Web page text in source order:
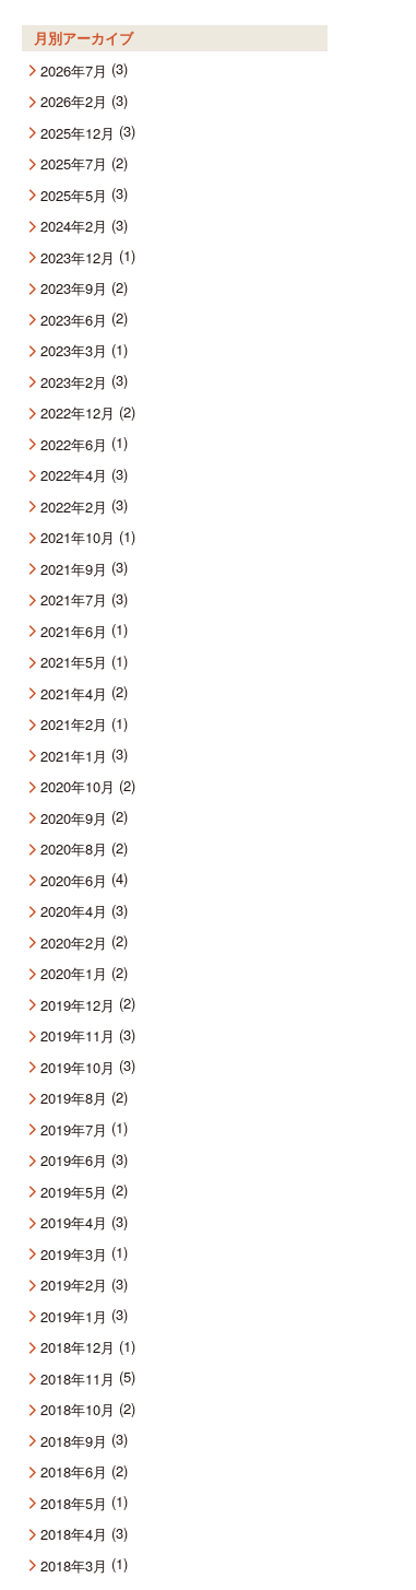
月別アーカイブ
2026年7月 (3)
2026年2月 (3)
2025年12月 (3)
2025年7月 (2)
2025年5月 (3)
2024年2月 (3)
2023年12月 (1)
2023年9月 (2)
2023年6月 (2)
2023年3月 (1)
2023年2月 (3)
2022年12月 (2)
2022年6月 (1)
2022年4月 (3)
2022年2月 (3)
2021年10月 (1)
2021年9月 (3)
2021年7月 (3)
2021年6月 (1)
2021年5月 (1)
2021年4月 (2)
2021年2月 (1)
2021年1月 (3)
2020年10月 (2)
2020年9月 (2)
2020年8月 (2)
2020年6月 (4)
2020年4月 (3)
2020年2月 (2)
2020年1月 (2)
2019年12月 (2)
2019年11月 (3)
2019年10月 (3)
2019年8月 (2)
2019年7月 (1)
2019年6月 (3)
2019年5月 (2)
2019年4月 (3)
2019年3月 (1)
2019年2月 (3)
2019年1月 (3)
2018年12月 (1)
2018年11月 (5)
2018年10月 (2)
2018年9月 (3)
2018年6月 (2)
2018年5月 (1)
2018年4月 (3)
2018年3月 (1)